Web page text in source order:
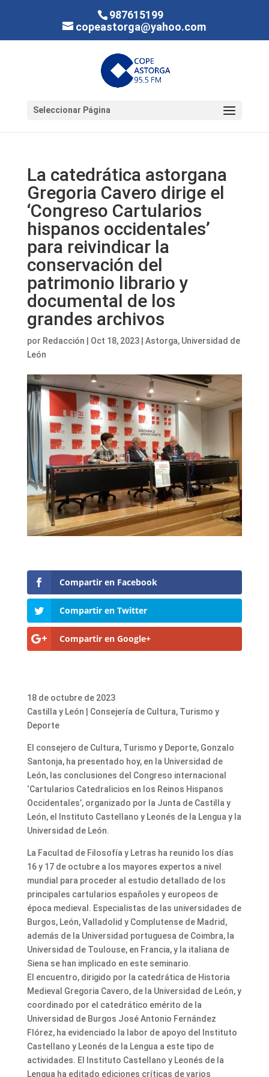
987615199
copeastorga@yahoo.com
Seleccionar Página
La catedrática astorgana
Gregoria Cavero dirige el
‘Congreso Cartularios
hispanos occidentales’
para reivindicar la
conservación del
patrimonio librario y
documental de los
grandes archivos
por Redacción Oct 18, 2023| Astorga, Universidad de
León
Compartir en Facebook
Compartir en Twitter
Compartir en Google+
18 de octubre de 2023
Castilla y León | Consejería de Cultura, Turismo y
Deporte
El consejero de Cultura, Turismo y Deporte, Gonzalo
Santonja, ha presentado hoy, en la Universidad de
León, las conclusiones del Congreso internacional
‘Cartularios Catedralicios en los Reinos Hispanos
Occidentales’, organizado por la Junta de Castilla y
León, el Instituto Castellano y Leonés de la Lengua y la
Universidad de León.
La Facultad de Filosofía y Letras ha reunido los días
16 y 17 de octubre a los mayores expertos a nivel
mundial para proceder al estudio detallado de los
principales cartularios españoles y europeos de
época medieval. Especialistas de las universidades de
Burgos, León, Valladolid y Complutense de Madrid,
además de la Universidad portuguesa de Coimbra, la
Universidad de Toulouse, en Francia, y la italiana de
Siena se han implicado en este seminario.
El encuentro, dirigido por la catedrática de Historia
Medieval Gregoria Cavero, de la Universidad de León, y
coordinado por el catedrático emérito de la
Universidad de Burgos José Antonio Fernández
Flórez, ha evidenciado la labor de apoyo del Instituto
Castellano y Leonés de la Lengua a este tipo de
actividades. El Instituto Castellano y Leonés de la
Lengua ha editado ediciones críticas de varios